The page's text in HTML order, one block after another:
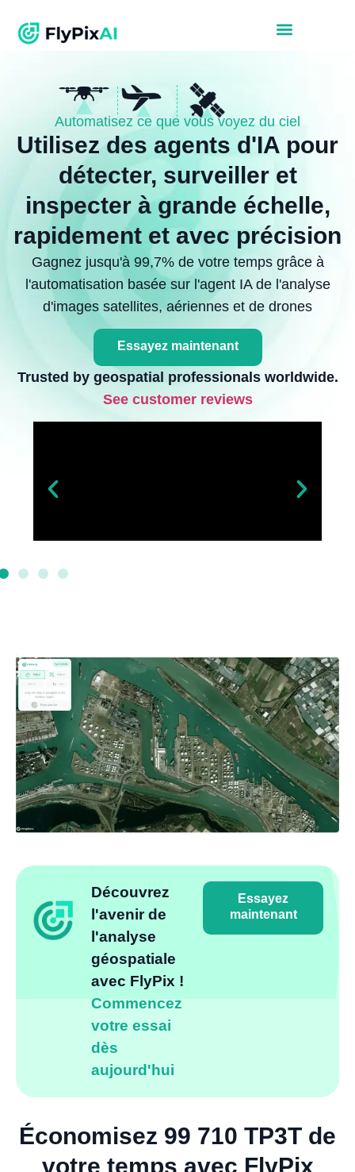
Automatisez ce que vous voyez du ciel
Utilisez des agents d'IA pour
détecter, surveiller et
inspecter à grande échelle,
rapidement et avec précision
Gagnez jusqu'à 99,7% de votre temps grâce à
l'automatisation basée sur l'agent IA de l'analyse
d'images satellites, aériennes et de drones
Essayez maintenant
Trusted by geospatial professionals worldwide.
See customer reviews
Découvrez
l'avenir de
l'analyse
géospatiale
avec FlyPix !
Commencez
votre essai
dès
aujourd'hui
Essayez
maintenant
Économisez 99 710 TP3T de
votre temps avec FlyPix